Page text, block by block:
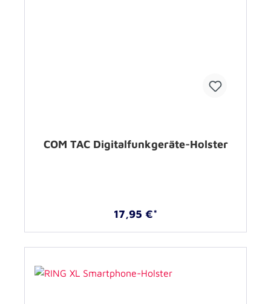
COM TAC Digitalfunkgeräte-Holster
17,95 €*